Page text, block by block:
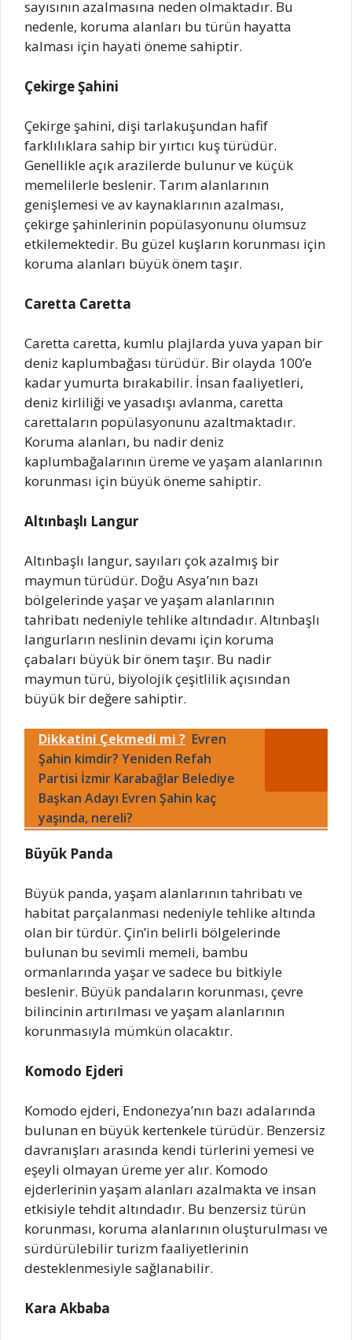
sayısının azalmasına neden olmaktadır. Bu
nedenle, koruma alanları bu türün hayatta
kalması için hayati öneme sahiptir.
Çekirge Şahini
Çekirge şahini, dişi tarlakuşundan hafif
farklılıklara sahip bir yırtıcı kuş türüdür.
Genellikle açık arazilerde bulunur ve küçük
memelilerle beslenir. Tarım alanlarının
genişlemesi ve av kaynaklarının azalması,
çekirge şahinlerinin popülasyonunu olumsuz
etkilemektedir. Bu güzel kuşların korunması için
koruma alanları büyük önem taşır.
Caretta Caretta
Caretta caretta, kumlu plajlarda yuva yapan bir
deniz kaplumbağası türüdür. Bir olayda 100’e
kadar yumurta bırakabilir. İnsan faaliyetleri,
deniz kirliliği ve yasadışı avlanma, caretta
carettaların popülasyonunu azaltmaktadır.
Koruma alanları, bu nadir deniz
kaplumbağalarının üreme ve yaşam alanlarının
korunması için büyük öneme sahiptir.
Altınbaşlı Langur
Altınbaşlı langur, sayıları çok azalmış bir
maymun türüdür. Doğu Asya’nın bazı
bölgelerinde yaşar ve yaşam alanlarının
tahribatı nedeniyle tehlike altındadır. Altınbaşlı
langurların neslinin devamı için koruma
çabaları büyük bir önem taşır. Bu nadir
maymun türü, biyolojik çeşitlilik açısından
büyük bir değere sahiptir.
Dikkatini Çekmedi mi ? Evren
Şahin kimdir? Yeniden Refah
Partisi İzmir Karabağlar Belediye
Başkan Adayı Evren Şahin kaç
yaşında, nereli?
Büyük Panda
Büyük panda, yaşam alanlarının tahribatı ve
habitat parçalanması nedeniyle tehlike altında
olan bir türdür. Çin’in belirli bölgelerinde
bulunan bu sevimli memeli, bambu
ormanlarında yaşar ve sadece bu bitkiyle
beslenir. Büyük pandaların korunması, çevre
bilincinin artırılması ve yaşam alanlarının
korunmasıyla mümkün olacaktır.
Komodo Ejderi
Komodo ejderi, Endonezya’nın bazı adalarında
bulunan en büyük kertenkele türüdür. Benzersiz
davranışları arasında kendi türlerini yemesi ve
eşeyli olmayan üreme yer alır. Komodo
ejderlerinin yaşam alanları azalmakta ve insan
etkisiyle tehdit altındadır. Bu benzersiz türün
korunması, koruma alanlarının oluşturulması ve
sürdürülebilir turizm faaliyetlerinin
desteklenmesiyle sağlanabilir.
Kara Akbaba